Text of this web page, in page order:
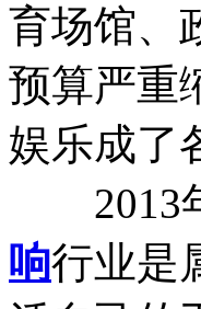
育场馆、
预算严重
娱乐成了
2013年
响行业是